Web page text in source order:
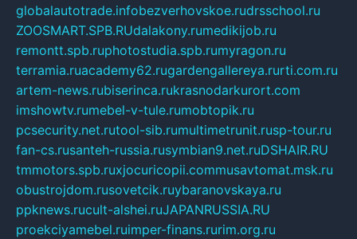
globalautotrade.infobezverhovskoe.rudrsschool.ru
ZOOSMART.SPB.RUdalakony.rumedikijob.ru
remontt.spb.ruphotostudia.spb.rumyragon.ru
terramia.ruacademy62.rugardengallereya.rurti.com.ru
artem-news.rubiserinca.rukrasnodarkurort.com
imshowtv.rumebel-v-tule.rumobtopik.ru
pcsecurity.net.rutool-sib.rumultimetrunit.rusp-tour.ru
fan-cs.rusanteh-russia.rusymbian9.net.ruDSHAIR.RU
tmmotors.spb.ruxjocuricopii.commusavtomat.msk.ru
obustrojdom.rusovetcik.ruybaranovskaya.ru
ppknews.rucult-alshei.ruJAPANRUSSIA.RU
proekciyamebel.ruimper-finans.rurim.org.ru